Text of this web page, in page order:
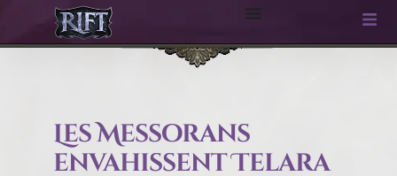
Les Messorans
envahissent Telara